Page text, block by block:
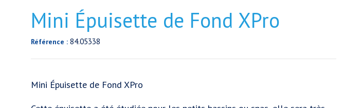
Mini Épuisette de Fond XPro
Référence : 84.05338
Mini Épuisette de Fond XPro